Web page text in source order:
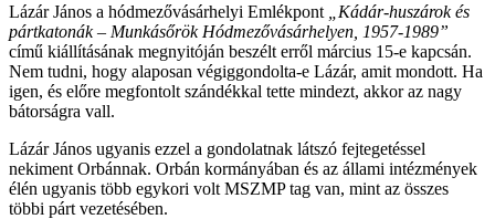
Lázár János a hódmezővásárhelyi Emlékpont
„Kádár-huszárok és
pártkatonák – Munkásőrök Hódmezővásárhelyen, 1957-1989”
című kiállításának megnyitóján beszélt erről március 15-e kapcsán.
Nem tudni, hogy alaposan végiggondolta-e Lázár, amit mondott. Ha
igen, és előre megfontolt szándékkal tette mindezt, akkor az nagy
bátorságra vall.
Lázár János ugyanis ezzel a gondolatnak látszó fejtegetéssel
nekiment Orbánnak. Orbán kormányában és az állami intézmények
élén ugyanis több egykori volt MSZMP tag van, mint az összes
többi párt vezetésében.